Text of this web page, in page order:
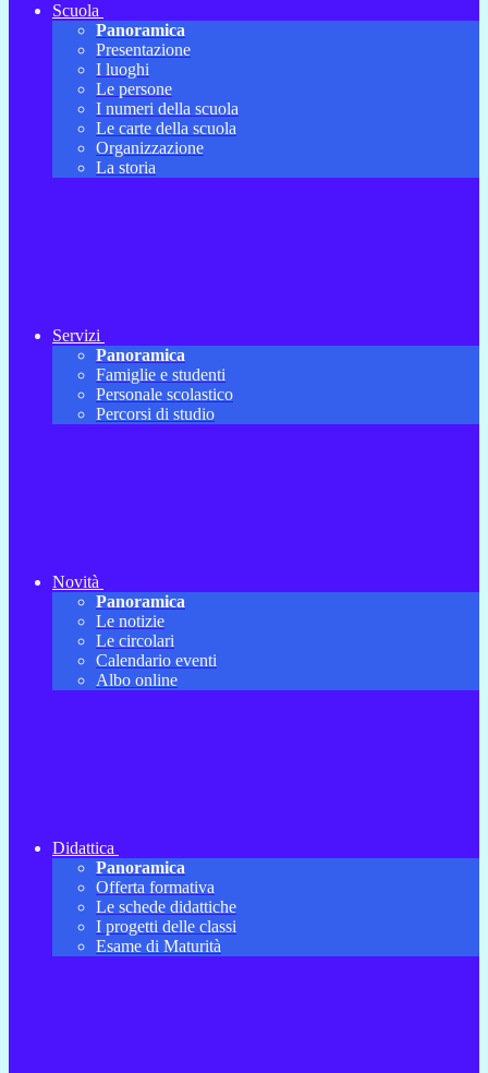
Scuola
Panoramica
Presentazione
I luoghi
Le persone
I numeri della scuola
Le carte della scuola
Organizzazione
La storia
Servizi
Panoramica
Famiglie e studenti
Personale scolastico
Percorsi di studio
Novità
Panoramica
Le notizie
Le circolari
Calendario eventi
Albo online
Didattica
Panoramica
Offerta formativa
Le schede didattiche
I progetti delle classi
Esame di Maturità